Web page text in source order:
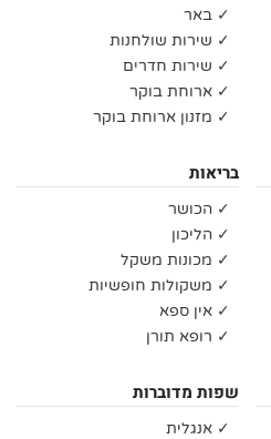
✓ באר
✓ שירות שולחנות
✓ שירות חדרים
✓ ארוחת בוקר
✓ מזנון ארוחת בוקר
בריאות
✓ הכושר
✓ הליכון
✓ מכונות משקל
✓ משקולות חופשיות
✓ אין ספא
✓ רופא תורן
שפות מדוברות
✓ אנגלית